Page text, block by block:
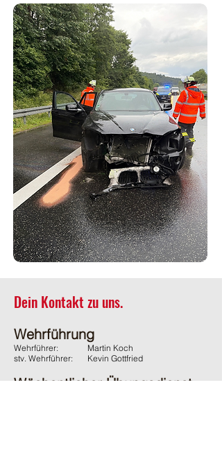
Dein Kontakt zu uns.
Wehrführung
Wehrführer:
stv. Wehrführer:
Martin Koch
Kevin Gottfried
Wöchentlicher Übungsdienst